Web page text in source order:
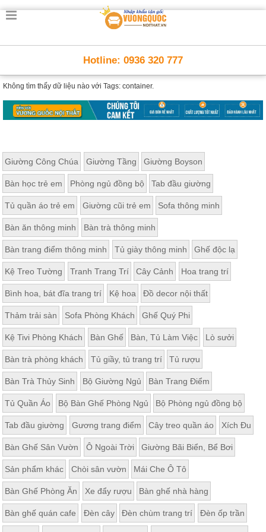
Hotline: 0936 320 777
Không tìm thấy dữ liệu nào với Tags: container.
Giường Công Chúa Giường Tầng Giường Boyson
Bàn học trẻ em Phòng ngủ đồng bộ Tab đầu giường
Tủ quần áo trẻ em Giường cũi trẻ em Sofa thông minh
Bàn ăn thông minh Bàn trà thông minh
Bàn trang điểm thông minh Tủ giày thông minh Ghế độc lạ
Kệ Treo Tường Tranh Trang Trí Cây Cảnh Hoa trang trí
Bình hoa, bát đĩa trang trí Kệ hoa Đồ decor nội thất
Thảm trải sàn Sofa Phòng Khách Ghế Quý Phi
Kệ Tivi Phòng Khách Bàn Ghế Bàn, Tủ Làm Việc Lò sưởi
Bàn trà phòng khách Tủ giầy, tủ trang trí Tủ rượu
Bàn Trà Thủy Sinh Bộ Giường Ngủ Bàn Trang Điểm
Tủ Quần Áo Bộ Bàn Ghế Phòng Ngủ Bộ Phòng ngủ đồng bộ
Tab đầu giường Gương trang điểm Cây treo quần áo Xích Đu
Bàn Ghế Sân Vườn Ô Ngoài Trời Giường Bãi Biển, Bể Bơi
Sản phẩm khác Chòi sân vườn Mái Che Ô Tô
Bàn Ghế Phòng Ăn Xe đẩy rượu Bàn ghế nhà hàng
Bàn ghế quán cafe Đèn cây Đèn chùm trang trí Đèn ốp trần